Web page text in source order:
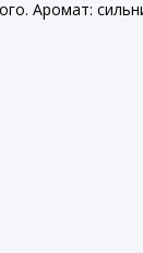
Аромат: